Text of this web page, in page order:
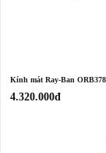
Kính mát Ray-Ban
4.320.000đ